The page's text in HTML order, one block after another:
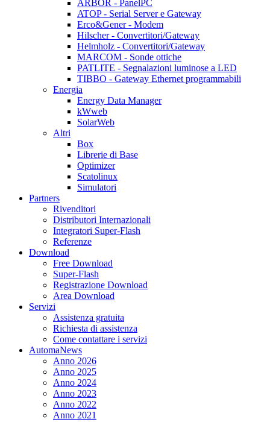
ARBOR - PanelPC
ATOP - Serial Server e Gateway
Erco&Gener - Modem
Hilscher - Convertitori/Gateway
Helmholz - Convertitori/Gateway
MARCOM - Sonde ottiche
PATLITE - Segnalazioni luminose a LED
TIBBO - Gateway Ethernet programmabili
Energia
Energy Data Manager
kWweb
SolarWeb
Altri
Box
Librerie di Base
Optimizer
Scatolinux
Simulatori
Partners
Rivenditori
Distributori Internazionali
Integratori Super-Flash
Referenze
Download
Free Download
Super-Flash
Registrazione Download
Area Download
Servizi
Assistenza gratuita
Richiesta di assistenza
Come contattare i servizi
AutomaNews
Anno 2026
Anno 2025
Anno 2024
Anno 2023
Anno 2022
Anno 2021